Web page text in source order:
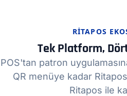
RITAPOS
Tek Platform,
POS'tan patron
QR menüye kadar Ritapos
Ritapos ile